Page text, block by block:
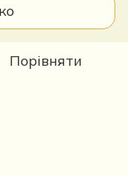
Порівняти